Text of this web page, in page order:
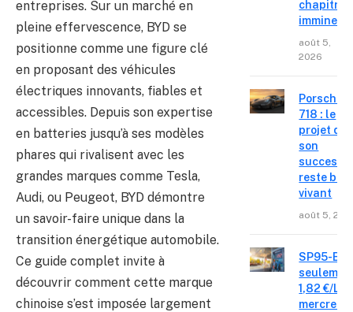
entreprises. Sur un marché en
pleine effervescence, BYD se
positionne comme une figure clé
en proposant des véhicules
électriques innovants, fiables et
accessibles. Depuis son expertise
en batteries jusqu’à ses modèles
phares qui rivalisent avec les
grandes marques comme Tesla,
Audi, ou Peugeot, BYD démontre
un savoir-faire unique dans la
transition énergétique automobile.
Ce guide complet invite à
découvrir comment cette marque
chinoise s’est imposée largement
chapitre
imminent
août 5,
2026
Porsche
718 : le
projet de
son
reste bien
vivant
août 5,
SP95-E10
1,82 €/L
mercredi